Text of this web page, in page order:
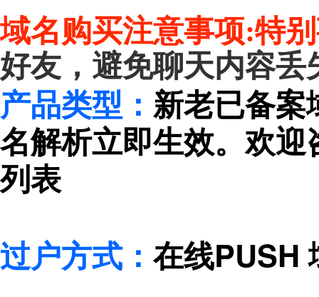
域名购买注意事项:特
好友，避免聊天内容丢
产品类型： 新老已备案
名解析立即生效。欢
列表
过户方式： 在线PUSH